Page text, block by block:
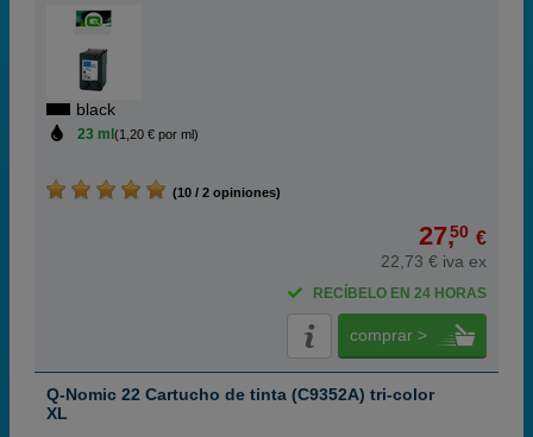
black
23 ml (1,20 € por ml)
(10 / 2 opiniones)
27,50 €
22,73 € iva ex
RECÍBELO EN 24 HORAS
comprar >
Q-Nomic 22 Cartucho de tinta (C9352A) tri-color
XL